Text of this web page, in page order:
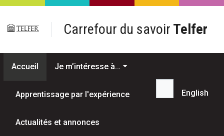
Passer au contenu principal
Carrefour du savoir Telfer
Accueil Je m’intéresse à…
Apprentissage par l'expérience
Actualités et annonces
Recherche...
English